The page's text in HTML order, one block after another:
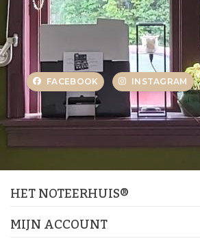
FACEBOOK INSTAGRAM
HET NOTEERHUIS®
MIJN ACCOUNT